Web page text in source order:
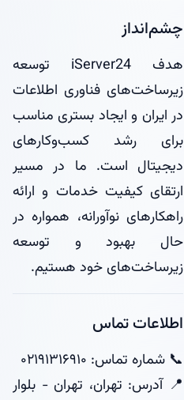
چشم‌انداز
هدف iServer24 توسعه
زیرساخت‌های فناوری اطلاعات
در ایران و ایجاد بستری مناسب
برای رشد کسب‌وکارهای
دیجیتال است. ما در مسیر
ارتقای کیفیت خدمات و ارائه
راهکارهای نوآورانه، همواره در
حال بهبود و توسعه
زیرساخت‌های خود هستیم.
اطلاعات تماس
📞 شماره تماس: ۰۲۱۹۱۳۱۶۹۱۰
📍 آدرس: تهران، تهران - بلوار